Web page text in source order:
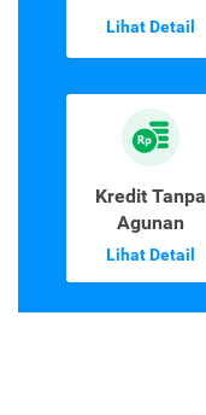
Lihat Detail
Kredit Tanpa
Agunan
Lihat Detail